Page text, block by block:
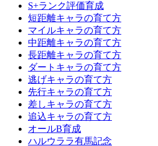
S+ランク評価育成
短距離キャラの育て方
マイルキャラの育て方
中距離キャラの育て方
長距離キャラの育て方
ダートキャラの育て方
逃げキャラの育て方
先行キャラの育て方
差しキャラの育て方
追込キャラの育て方
オールB育成
ハルウララ有馬記念